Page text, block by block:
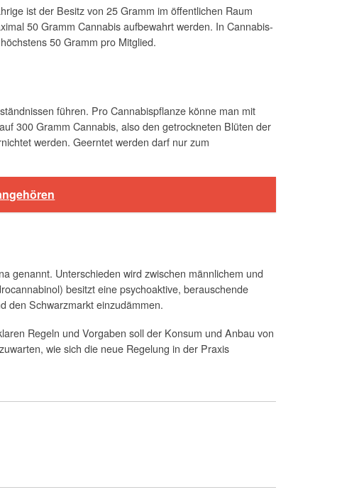
ist der Besitz von 25 Gramm im öffentlichen Raum
50 Gramm Cannabis aufbewahrt werden. In Cannabis-
50 Gramm pro Mitglied.
führen. Pro Cannabispflanze könne man mit
300 Gramm Cannabis, also den getrockneten Blüten der
werden. Geerntet werden darf nur zum
genannt. Unterschieden wird zwischen männlichem und
besitzt eine psychoaktive, berauschende
den Schwarzmarkt einzudämmen.
Regeln und Vorgaben soll der Konsum und Anbau von
wie sich die neue Regelung in der Praxis